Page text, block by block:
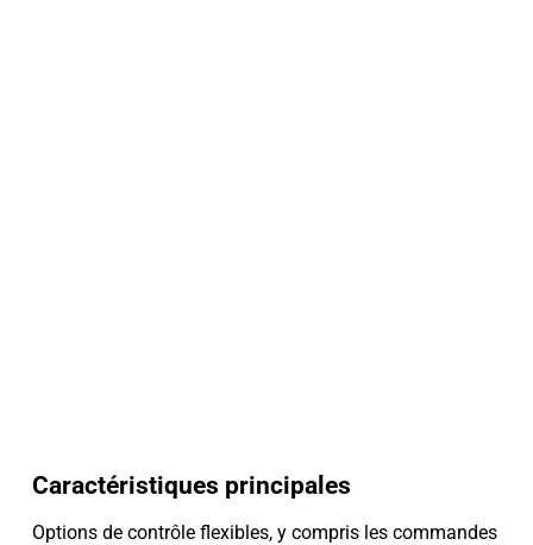
Caractéristiques principales
Options de contrôle flexibles, y compris les commandes